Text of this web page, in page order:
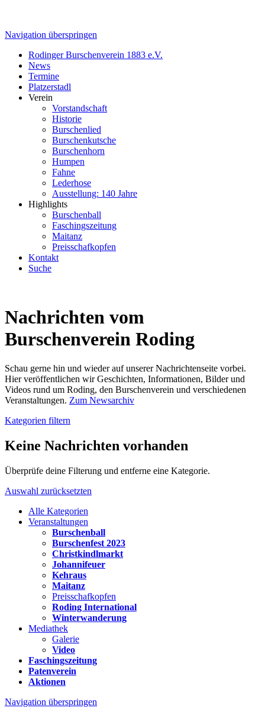
Navigation überspringen
Rodinger Burschenverein 1883 e.V.
News
Termine
Platzerstadl
Verein
Vorstandschaft
Historie
Burschenlied
Burschenkutsche
Burschenhorn
Humpen
Fahne
Lederhose
Ausstellung: 140 Jahre
Highlights
Burschenball
Faschingszeitung
Maitanz
Preisschafkopfen
Kontakt
Suche
Nachrichten vom
Burschenverein Roding
Schau gerne hin und wieder auf unserer Nachrichtenseite vorbei.
Hier veröffentlichen wir Geschichten, Informationen, Bilder und
Videos rund um Roding, den Burschenverein und verschiedenen
Veranstaltungen. Zum Newsarchiv
Kategorien filtern
Keine Nachrichten vorhanden
Überprüfe deine Filterung und entferne eine Kategorie.
Auswahl zurücksetzten
Alle Kategorien
Veranstaltungen
Burschenball
Burschenfest 2023
Christkindlmarkt
Johannifeuer
Kehraus
Maitanz
Preisschafkopfen
Roding International
Winterwanderung
Mediathek
Galerie
Video
Faschingszeitung
Patenverein
Aktionen
Navigation überspringen